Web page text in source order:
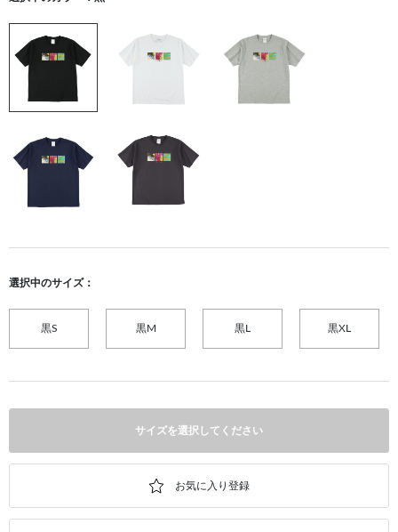
選択中のサイズ：
黒S 黒M 黒L 黒XL
サイズを選択してください